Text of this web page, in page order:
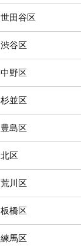
世田谷区
渋谷区
中野区
杉並区
豊島区
北区
荒川区
板橋区
練馬区